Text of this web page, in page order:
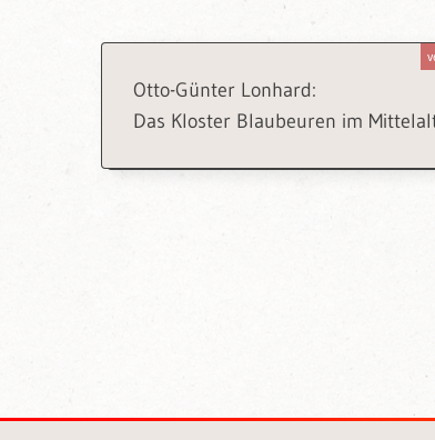
Otto-Günter Lonhard:
Das Kloster Blaubeuren im